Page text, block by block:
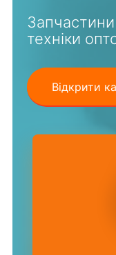
техніки
Відкрити